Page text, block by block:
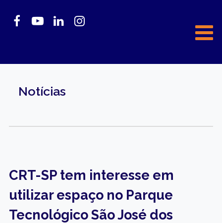
Notícias
CRT-SP tem interesse em
utilizar espaço no Parque
Tecnológico São José dos